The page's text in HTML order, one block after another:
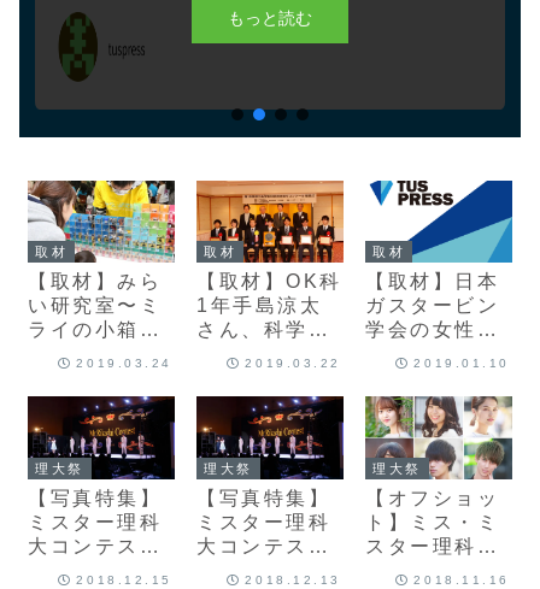
もっと読む
取材
【取材】みら
い研究室〜ミ
ライの小箱〜
来場者数929
2019.03.24
取材
【取材】OK科
1年手島涼太
さん、科学技
術論文コンク
賞
2019.03.22
取材
【取材】日本
ガスタービン
学会の女性技
術者が女子学
2019.01.10
理大祭
【写真特集】
ミスター理科
大コンテスト
2018（後半）
2018.12.15
理大祭
【写真特集】
ミスター理科
大コンテスト
2018（前半）
2018.12.13
理大祭
【オフショッ
ト】ミス・ミ
スター理科大
コンテスト
2018.11.16